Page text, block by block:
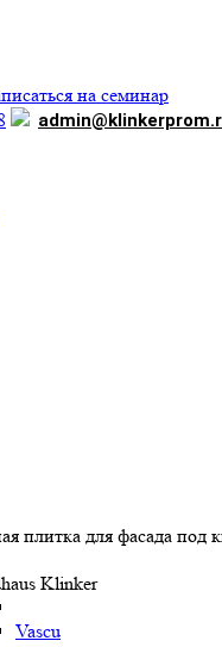
на семинар
плитка для фасада под
Klinker
Vascu